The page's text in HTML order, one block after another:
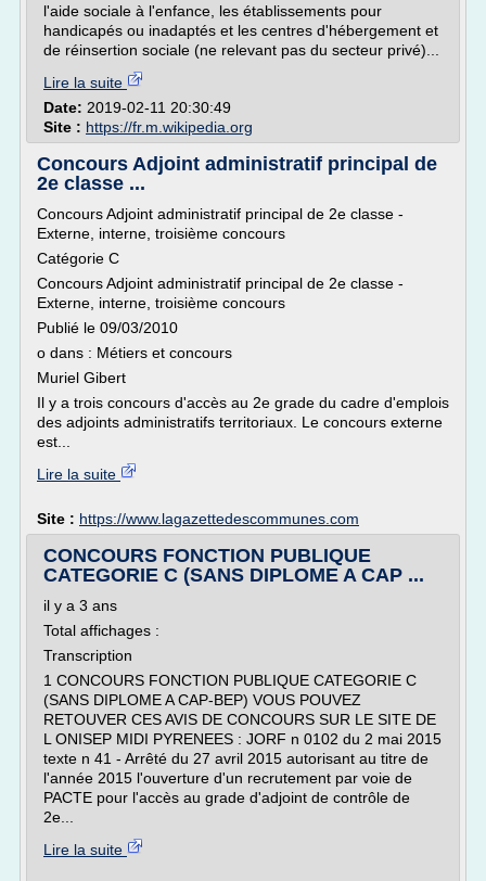
l'aide sociale à l'enfance, les établissements pour
handicapés ou inadaptés et les centres d'hébergement et
de réinsertion sociale (ne relevant pas du secteur privé)...
Lire la suite
Date: 2019-02-11 20:30:49
Site : https://fr.m.wikipedia.org
Concours Adjoint administratif principal de
2e classe ...
Concours Adjoint administratif principal de 2e classe -
Externe, interne, troisième concours
Catégorie C
Concours Adjoint administratif principal de 2e classe -
Externe, interne, troisième concours
Publié le 09/03/2010
o dans : Métiers et concours
Muriel Gibert
Il y a trois concours d'accès au 2e grade du cadre d'emplois
des adjoints administratifs territoriaux. Le concours externe
est...
Lire la suite
Site : https://www.lagazettedescommunes.com
CONCOURS FONCTION PUBLIQUE
CATEGORIE C (SANS DIPLOME A CAP ...
il y a 3 ans
Total affichages :
Transcription
1 CONCOURS FONCTION PUBLIQUE CATEGORIE C
(SANS DIPLOME A CAP-BEP) VOUS POUVEZ
RETOUVER CES AVIS DE CONCOURS SUR LE SITE DE
L ONISEP MIDI PYRENEES : JORF n 0102 du 2 mai 2015
texte n 41 - Arrêté du 27 avril 2015 autorisant au titre de
l'année 2015 l'ouverture d'un recrutement par voie de
PACTE pour l'accès au grade d'adjoint de contrôle de
2e...
Lire la suite